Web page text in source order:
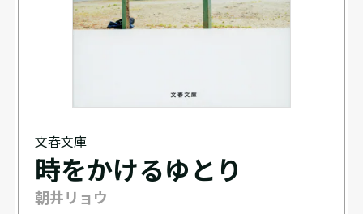
文春文庫
時をかけるゆとり
朝井リョウ